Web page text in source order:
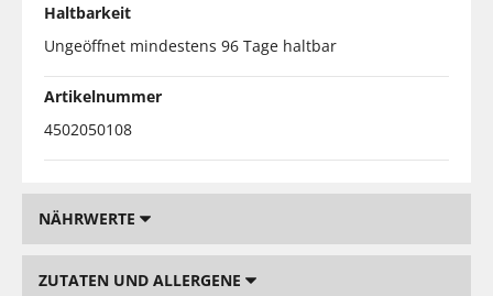
Haltbarkeit
Ungeöffnet mindestens 96 Tage haltbar
Artikelnummer
4502050108
NÄHRWERTE
ZUTATEN UND ALLERGENE